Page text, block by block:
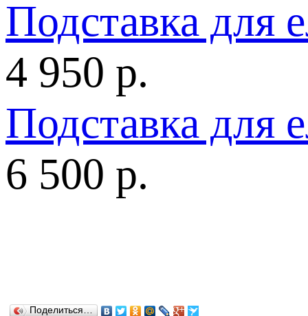
Подставка для
4 950 р.
Подставка для
6 500 р.
Поделиться…